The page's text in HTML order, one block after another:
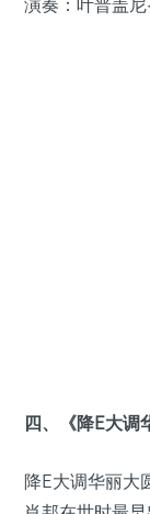
演奏：叶普盖尼
四、《降E大调
降E大调华丽大